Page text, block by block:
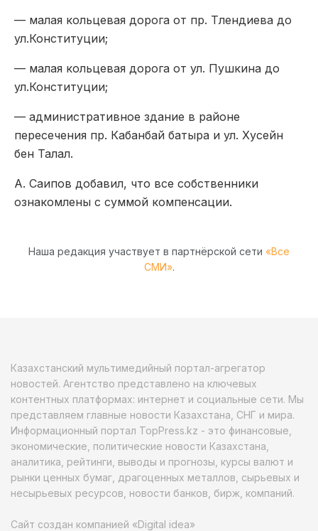
— малая кольцевая дорога от пр. Тлендиева до
ул.Конституции;
— малая кольцевая дорога от ул. Пушкина до
ул.Конституции;
— административное здание в районе
пересечения пр. Кабанбай батыра и ул. Хусейн
бен Талал.
А. Саипов добавил, что все собственники
ознакомлены с суммой компенсации.
Наша редакция участвует в партнёрской сети «Все
СМИ».
Казахстанский мультимедийный портал-агрегатор
новостей. Агентство представлено на ключевых
контентных платформах: интернет и социальные сети. Мы
представляем главные новости Казахстана, СНГ и мира.
Информационный портал TopPress.kz - это финансовые,
экономические, политические новости Казахстана,
аналитика, рейтинги, выводы и прогнозы, курсы валют и
рынки ценных бумаг, драгоценных металлов, сырьевых и
несырьевых ресурсов, новости банков, бирж, компаний.
Сайт создан компанией «Digital idea»